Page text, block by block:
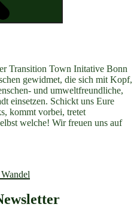
Transition Town Initative Bonn
gewidmet, die sich mit Kopf,
und umweltfreundliche,
einsetzen. Schickt uns Eure
kommt vorbei, tretet
welche! Wir freuen uns auf